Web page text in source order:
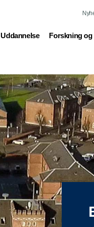
Uddannelse
(current) Forskning
(current)